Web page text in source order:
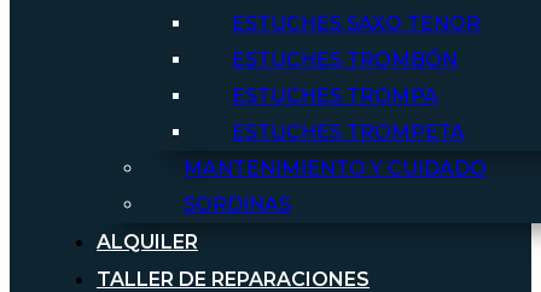
ESTUCHES SAXO TENOR
ESTUCHES TROMBÓN
ESTUCHES TROMPA
ESTUCHES TROMPETA
MANTENIMIENTO Y CUIDADO
SORDINAS
ALQUILER
TALLER DE REPARACIONES